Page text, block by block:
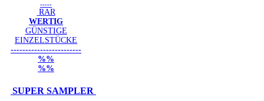
-----
RAR
WERTIG
GÜNSTIGE
EINZELSTÜCKE
------------------------
%%
%%
SUPER SAMPLER